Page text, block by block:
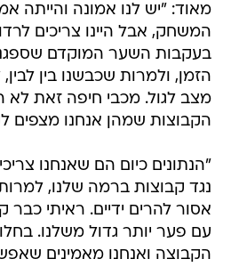
מאוד: "יש לנו אמונה והייתה
המשחק, אבל היינו צריכים
בעקבות השער המוקדם
הזמן, ולמרות שכבשנו בין
מצב לגול. מכבי חיפה זאת
הקבוצות שמהן אנחנו מצפים
"הנתונים כיום הם שאנחנו
נגד קבוצות ברמה שלנו,
אסור להרים ידיים. ראיתי כבר
עם פער יותר גדול משלנו.
הקבוצה ואנחנו מאמינים